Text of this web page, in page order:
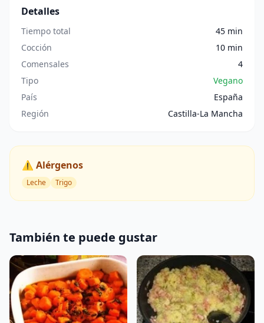
Detalles
Tiempo total
45 min
Cocción
10 min
Comensales
4
Tipo
Vegano
País
España
Región
Castilla-La Mancha
⚠️ Alérgenos
Leche Trigo
También te puede gustar